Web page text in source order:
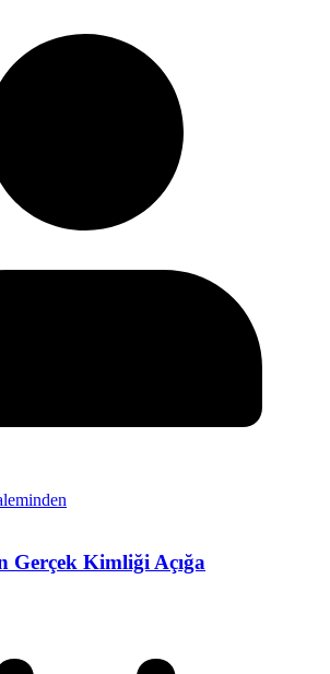
Gerçek Kimliği Açığa